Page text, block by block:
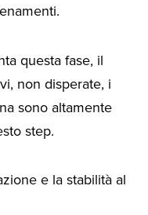
questa fase, il
non disperate, i
sono altamente
step.
e la stabilità al